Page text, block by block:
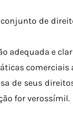
conjunto de
adequada e
comerciais
de seus
for verossímil.